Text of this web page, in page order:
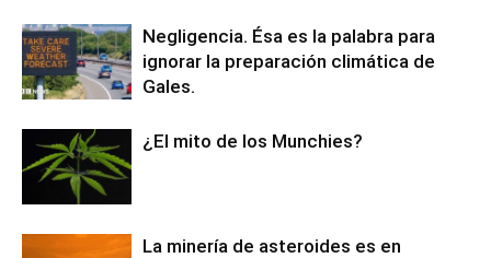
Negligencia. Ésa es la palabra para
ignorar la preparación climática de
Gales.
¿El mito de los Munchies?
La minería de asteroides es en